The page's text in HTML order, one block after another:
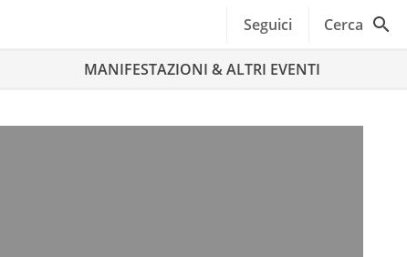
Seguici Cerca
MANIFESTAZIONI & ALTRI EVENTI